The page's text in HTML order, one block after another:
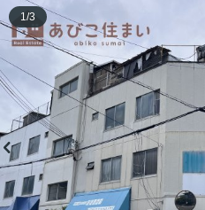
1 /3